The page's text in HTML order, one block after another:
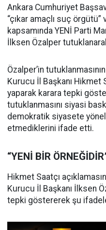
Ankara Cumhuriyet
“çıkar amaçlı suç
kapsamında YENİ Parti
İlksen Özalper
Özalper’in
Kurucu İl Başkanı Hikmet
yaparak karara tepki
tutuklanmasını siyasi
demokratik siyasete
etmediklerini ifade etti.
“YENİ BİR
Hikmet Saatçı
Kurucu İl Başkanı İlksen
tepki göstererek şu